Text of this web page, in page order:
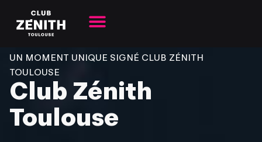
UN MOMENT UNIQUE SIGNÉ CLUB ZÉNITH
TOULOUSE
Club Zénith
Toulouse